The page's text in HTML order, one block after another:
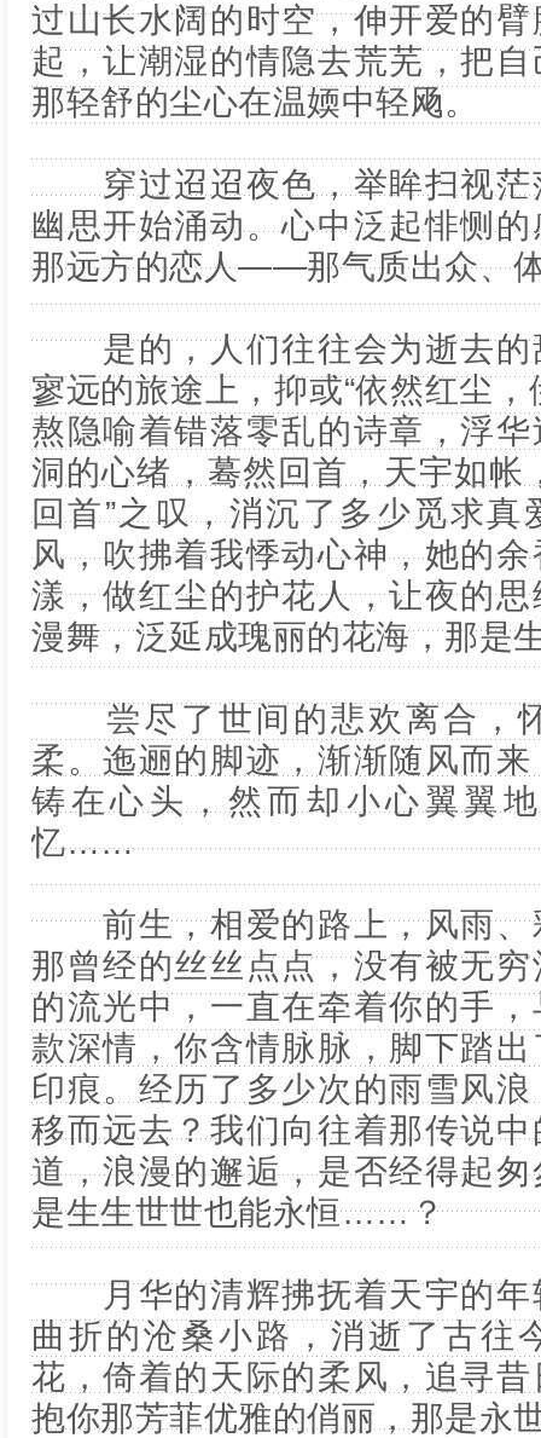
过山长水阔的时空，伸开爱的
起，让潮湿的情隐去荒芜，把
那轻舒的尘心在温媆中轻飏。
穿过迢迢夜色，举眸扫视茫
幽思开始涌动。心中泛起悱恻
那远方的恋人——那气质出众、
是的，人们往往会为逝去的
寥远的旅途上，抑或“依然红尘
熬隐喻着错落零乱的诗章，浮
洞的心绪，蓦然回首，天宇如帐
回首”之叹，消沉了多少觅求真
风，吹拂着我悸动心神，她的
漾，做红尘的护花人，让夜的
漫舞，泛延成瑰丽的花海，那是
尝尽了世间的悲欢离合，
柔。迤逦的脚迹，渐渐随风而
铸在心头，然而却小心翼翼
忆……
前生，相爱的路上，风雨、
那曾经的丝丝点点，没有被无
的流光中，一直在牵着你的手
款深情，你含情脉脉，脚下踏
印痕。经历了多少次的雨雪风
移而远去？我们向往着那传说
道，浪漫的邂逅，是否经得起
是生生世世也能永恒……？
月华的清辉拂抚着天宇的年
曲折的沧桑小路，消逝了古往
花，倚着的天际的柔风，追寻
抱你那芳菲优雅的俏丽，那是永